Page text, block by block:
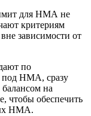
для НМА не
критериям
зависимости от
по
под НМА, сразу
на
чтобы обеспечить
НМА.